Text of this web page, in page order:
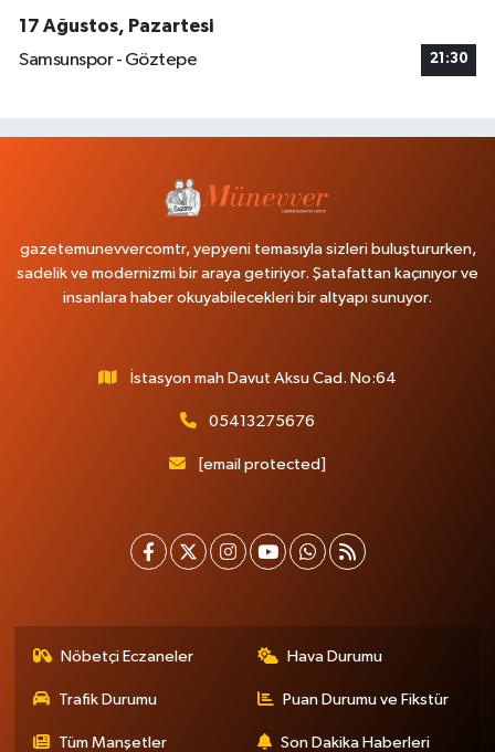
17 Ağustos, Pazartesi
Samsunspor - Göztepe
21:30
gazetemunevvercomtr, yepyeni temasıyla sizleri buluştururken,
sadelik ve modernizmi bir araya getiriyor. Şatafattan kaçınıyor ve
insanlara haber okuyabilecekleri bir altyapı sunuyor.
İstasyon mah Davut Aksu Cad. No:64
05413275676
[email protected]
Nöbetçi Eczaneler Hava Durumu
Trafik Durumu Puan Durumu ve Fikstür
Tüm Manşetler Son Dakika Haberleri